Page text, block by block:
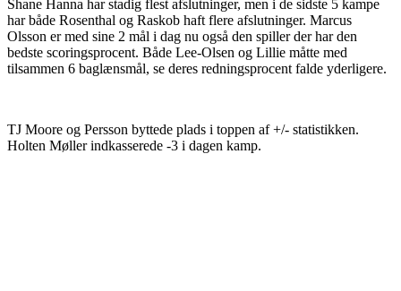
Shane Hanna har stadig flest afslutninger, men i de sidste 5 kampe
har både Rosenthal og Raskob haft flere afslutninger. Marcus
Olsson er med sine 2 mål i dag nu også den spiller der har den
bedste scoringsprocent. Både Lee-Olsen og Lillie måtte med
tilsammen 6 baglænsmål, se deres redningsprocent falde yderligere.
TJ Moore og Persson byttede plads i toppen af +/- statistikken.
Holten Møller indkasserede -3 i dagen kamp.